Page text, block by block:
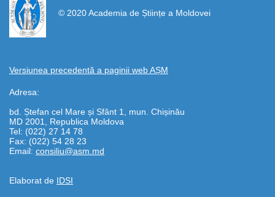
© 2020 Academia de Științe a Moldovei
Versiunea precedentă a paginii web AȘM
Adresa:
bd. Ștefan cel Mare și Sfânt 1, mun. Chișinău
MD 2001, Republica Moldova
Tel: (022) 27 14 78
Fax: (022) 54 28 23
Email: consiliu@asm.md
Elaborat de IDSI